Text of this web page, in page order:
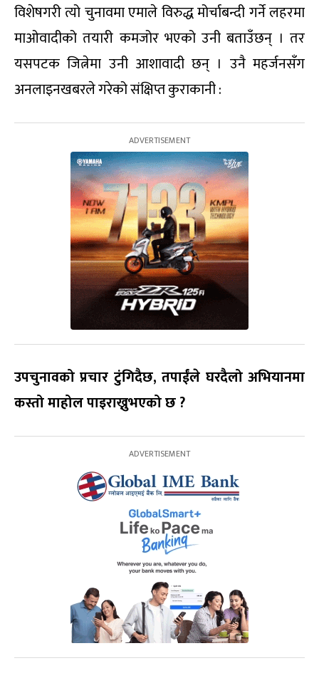
विशेषगरी त्यो चुनावमा एमाले विरुद्ध मोर्चाबन्दी गर्ने लहरमा
माओवादीको तयारी कमजोर भएको उनी बताउँछन् । तर
यसपटक जित्नेमा उनी आशावादी छन् । उनै महर्जनसँग
अनलाइनखबरले गरेको संक्षिप्त कुराकानी :
उपचुनावको प्रचार टुंगिदैछ, तपाईंले घरदैलो अभियानमा
कस्तो माहोल पाइराख्नुभएको छ ?